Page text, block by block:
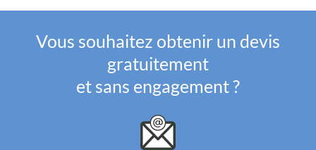
Vous souhaitez obtenir un devis
gratuitement
et sans engagement ?